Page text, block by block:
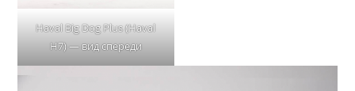
Haval Big Dog Plus (Haval
H7) — вид спереди